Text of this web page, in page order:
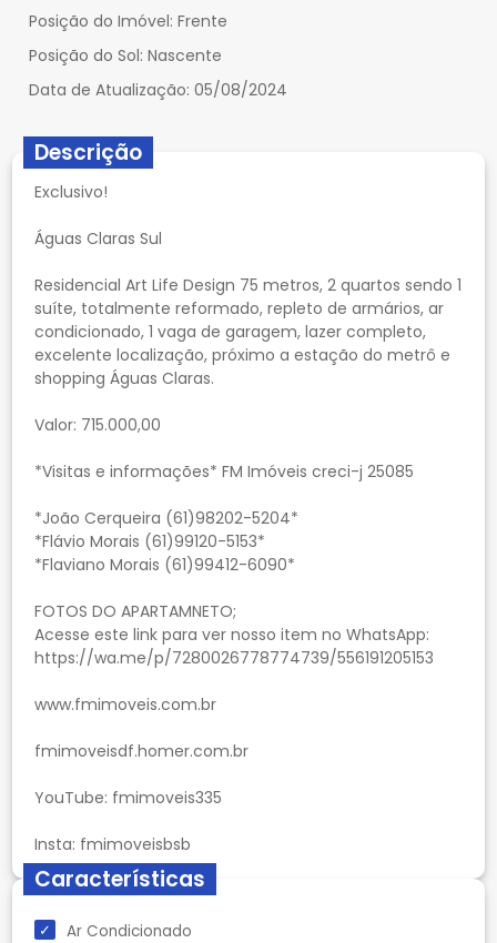
Posição do Imóvel: Frente
Posição do Sol: Nascente
Data de Atualização: 05/08/2024
Descrição
Exclusivo!
Águas Claras Sul
Residencial Art Life Design 75 metros, 2 quartos sendo 1
suíte, totalmente reformado, repleto de armários, ar
condicionado, 1 vaga de garagem, lazer completo,
excelente localização, próximo a estação do metrô e
shopping Águas Claras.
Valor: 715.000,00
*Visitas e informações* FM Imóveis creci-j 25085
*João Cerqueira (61)98202-5204*
*Flávio Morais (61)99120-5153*
*Flaviano Morais (61)99412-6090*
FOTOS DO APARTAMNETO;
Acesse este link para ver nosso item no WhatsApp:
https://wa.me/p/7280026778774739/556191205153
www.fmimoveis.com.br
fmimoveisdf.homer.com.br
YouTube: fmimoveis335
Características
Ar Condicionado